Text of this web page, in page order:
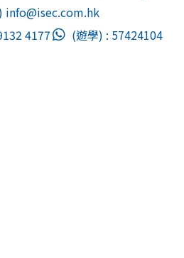
info@isec.com.hk
4177
(遊學) : 57424104